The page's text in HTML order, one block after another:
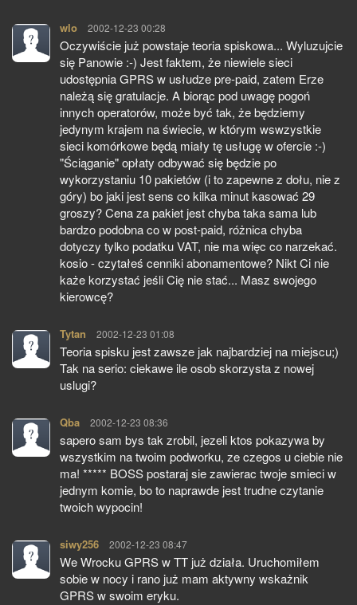
wlo pisze:
2002-12-23 00:28
Oczywiście już powstaje teoria spiskowa... Wyluzujcie
się Panowie :-) Jest faktem, że niewiele sieci
udostępnia GPRS w usłudze pre-paid, zatem Erze
należą się gratulacje. A biorąc pod uwagę pogoń
innych operatorów, może być tak, że będziemy
jedynym krajem na świecie, w którym wswzystkie
sieci komórkowe będą miały tę usługę w ofercie :-)
"Ściąganie" opłaty odbywać się będzie po
wykorzystaniu 10 pakietów (i to zapewne z dołu, nie z
góry) bo jaki jest sens co kilka minut kasować 29
groszy? Cena za pakiet jest chyba taka sama lub
bardzo podobna co w post-paid, różnica chyba
dotyczy tylko podatku VAT, nie ma więc co narzekać.
kosio - czytałeś cenniki abonamentowe? Nikt Ci nie
każe korzystać jeśli Cię nie stać... Masz swojego
kierowcę?
Tytan pisze:
2002-12-23 01:08
Teoria spisku jest zawsze jak najbardziej na miejscu;)
Tak na serio: ciekawe ile osob skorzysta z nowej
uslugi?
Qba pisze:
2002-12-23 08:36
sapero sam bys tak zrobil, jezeli ktos pokazywa by
wszystkim na twoim podworku, ze czegos u ciebie nie
ma! ***** BOSS postaraj sie zawierac twoje smieci w
jednym komie, bo to naprawde jest trudne czytanie
twoich wypocin!
siwy256 pisze:
2002-12-23 08:47
We Wrocku GPRS w TT już działa. Uruchomiłem
sobie w nocy i rano już mam aktywny wskażnik
GPRS w swoim eryku.